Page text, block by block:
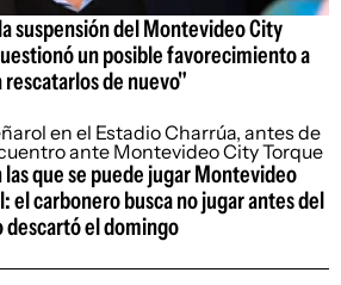
suspensión del Montevideo City
un posible favorecimiento a
rescatarlos de nuevo"
las que se puede jugar Montevideo
el carbonero busca no jugar antes del
descartó el domingo